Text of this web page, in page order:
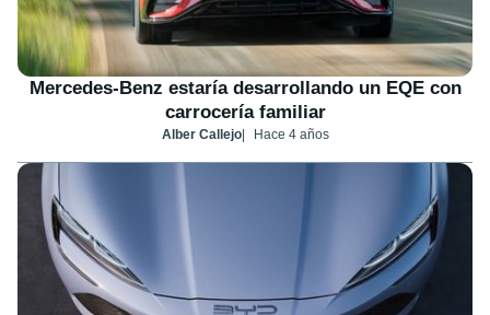
Mercedes-Benz estaría desarrollando un EQE con
carrocería familiar
Alber Callejo Hace 4 años